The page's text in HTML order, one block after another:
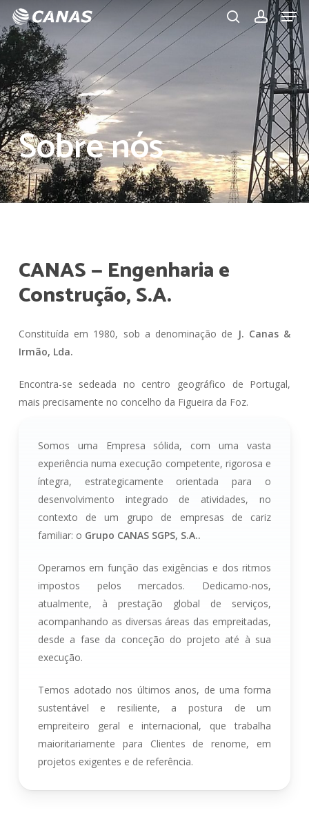
Skip
to
main
content
searchaccount
Sobrenós
CANAS— Engenhariae
Construção,S.A.
Constituída em 1980, sob a denominação de J. Canas &
Irmão, Lda.
Encontra-se sedeada no centro geográfico de Portugal,
mais precisamente no concelho da Figueira da Foz.
Somos uma Empresa sólida, com uma vasta
experiência numa execução competente, rigorosa e
íntegra, estrategicamente orientada para o
desenvolvimento integrado de atividades, no
contexto de um grupo de empresas de cariz
familiar: o Grupo CANAS SGPS, S.A..
Operamos em função das exigências e dos ritmos
impostos pelos mercados. Dedicamo-nos,
atualmente, à prestação global de serviços,
acompanhando as diversas áreas das empreitadas,
desde a fase da conceção do projeto até à sua
execução.
Temos adotado nos últimos anos, de uma forma
sustentável e resiliente, a postura de um
empreiteiro geral e internacional, que trabalha
maioritariamente para Clientes de renome, em
projetos exigentes e de referência.